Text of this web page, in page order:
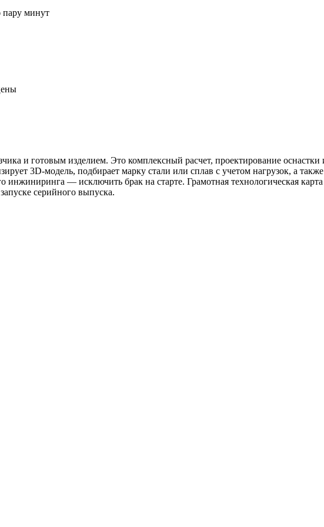
пару минут
и готовым изделием. Это комплексный расчет, проектирование оснастки
3D-модель, подбирает марку стали или сплав с учетом нагрузок, а
инжиниринга — исключить брак на старте. Грамотная технологическая
серийного выпуска.